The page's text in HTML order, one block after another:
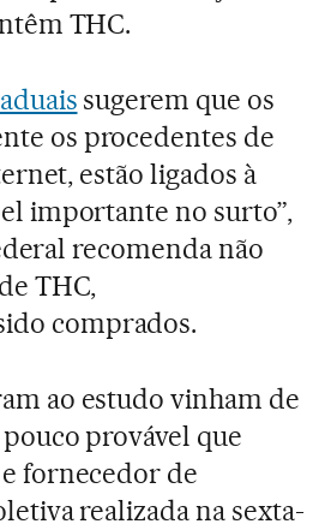
THC.
sugerem que os
os procedentes de
estão ligados à
importante no surto”,
recomenda não
THC,
comprados.
ao estudo vinham de
provável que
fornecedor de
realizada na sexta-